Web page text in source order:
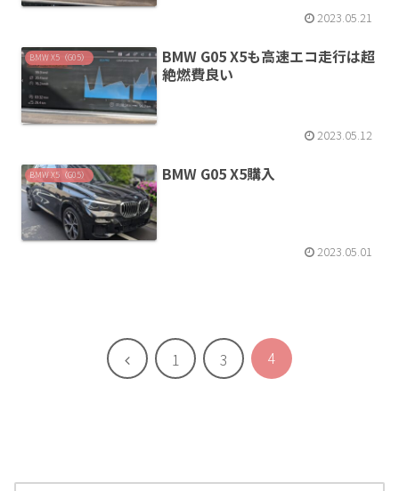
2023.05.21
BMW X5（G05）
BMW G05 X5も高速エコ走行は超
絶燃費良い
2023.05.12
BMW X5（G05） BMW G05 X5購入
2023.05.01
前
1 3 4